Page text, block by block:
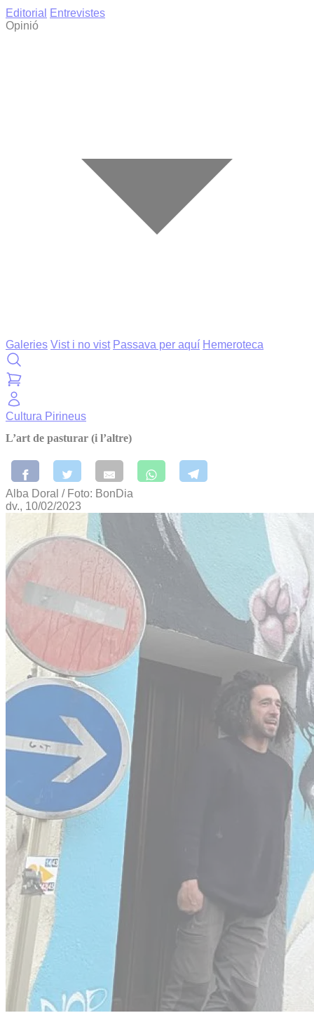
Editorial
Entrevistes
Opinió
Galeries Vist i no vist Passava per aquí Hemeroteca
Cultura Pirineus
L’art de pasturar (i l’altre)
Alba Doral / Foto: BonDia
dv., 10/02/2023